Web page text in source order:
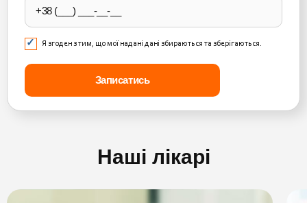
Я згоден з тим, що мої надані дані збираються та зберігаються.
Наші лікарі